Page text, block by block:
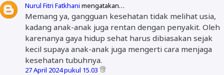
Nurul Fitri Fatkhani mengatakan…
Memang ya, gangguan kesehatan tidak melihat usia,
kadang anak-anak juga rentan dengan penyakit. Oleh
karenanya gaya hidup sehat harus dibiasakan sejak
kecil supaya anak-anak juga mengerti cara menjaga
kesehatan tubuhnya.
27 April 2024 pukul 15.03